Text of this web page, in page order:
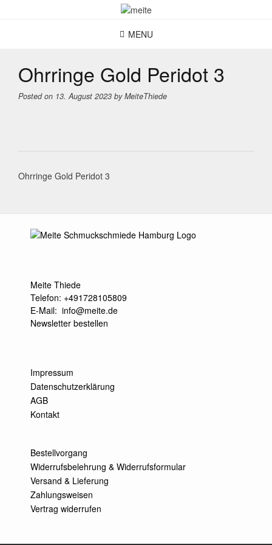
MENU
Ohrringe Gold Peridot 3
Posted on 13. August 2023 byMeiteThiede
Post
Ohrringe Gold Peridot 3
Meite Thiede
Telefon: +491728105809
E-Mail: info@meite.de
Newsletter bestellen
Impressum
Datenschutzerklärung
AGB
Kontakt
Bestellvorgang
Widerrufsbelehrung & Widerrufsformular
Versand & Lieferung
Zahlungsweisen
Vertrag widerrufen